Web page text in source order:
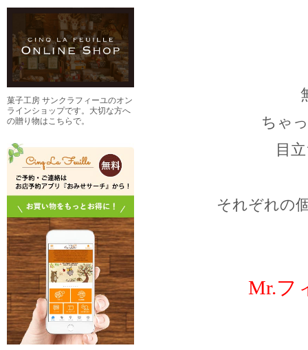
菓子工房 サンクラフィーユのオン
ラインショップです。大切な方へ
の贈り物はこちらで。
ちゃ
目
それぞれの
Mr.フ